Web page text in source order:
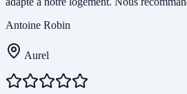
Antoine Robin
Aurel